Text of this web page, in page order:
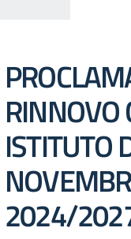
RINNOVO
ISTITUTO
2024/